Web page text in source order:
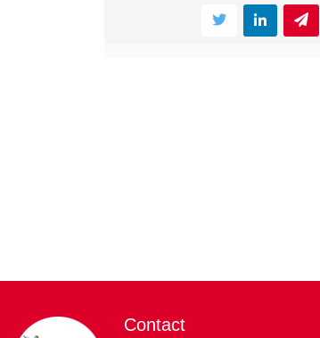
Contact